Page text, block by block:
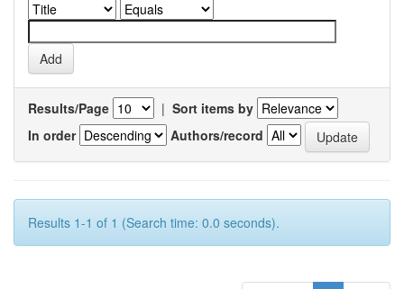
Results/Page | Sort items by
In order
Authors/record
Results 1-1 of 1 (Search time: 0.0 seconds).